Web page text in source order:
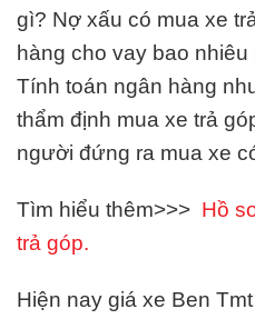
gì? Nợ xấu có mua xe
hàng cho vay bao
Tính toán ngân hàng
thẩm định mua xe trả
người đứng ra mua xe
Tìm hiểu thêm>>> Hồ
trả góp.
Hiện nay giá xe Ben